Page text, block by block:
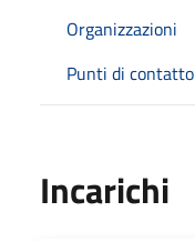
Organizzazioni
Punti di contatto
Incarichi